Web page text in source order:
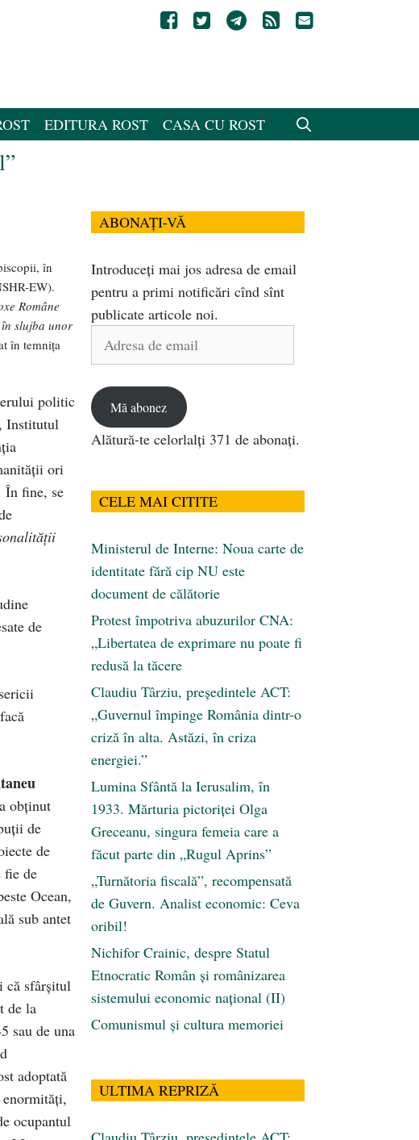
EDITURA ROST CASA CU ROST
în
EW).
Române
slujba unor
în temnița
politic
Institutul
ori
În fine, se
de
obținut
de
de
fie de
Ocean,
sub antet
că sfârșitul
de la
sau de una
adoptată
ocupantul
ABONAȚI-VĂ
Introduceți mai jos adresa de email
pentru a primi notificări cînd sînt
publicate articole noi.
Adresa
Mă abonez
Alătură-te celorlalți 371 de abonați.
CELE MAI CITITE
Ministerul de Interne: Noua carte de
identitate fără cip NU este
document de călătorie
Protest împotriva abuzurilor CNA:
„Libertatea de exprimare nu poate fi
redusă la tăcere
Claudiu Târziu, președintele ACT:
„Guvernul împinge România dintr-o
criză în alta. Astăzi, în criza
energiei.”
Lumina Sfântă la Ierusalim, în
1933. Mărturia pictoriței Olga
Greceanu, singura femeia care a
făcut parte din „Rugul Aprins”
„Turnătoria fiscală”, recompensată
de Guvern. Analist economic: Ceva
oribil!
Nichifor Crainic, despre Statul
Etnocratic Român şi românizarea
sistemului economic naţional (II)
Comunismul şi cultura memoriei
ULTIMA REPRIZĂ